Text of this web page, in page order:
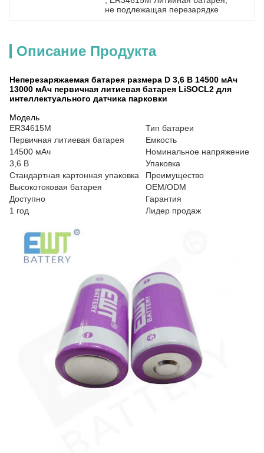
не подлежащая перезарядке
Описание Продукта
Неперезаряжаемая батарея размера D 3,6 В 14500 мАч
13000 мАч первичная литиевая батарея LiSOCL2 для
интеллектуального датчика парковки
Модель
ER34615M
Тип батареи
Первичная литиевая батарея
Емкость
14500 мАч
Номинальное напряжение
3,6 В
Упаковка
Стандартная картонная упаковка
Преимущество
Высокотоковая батарея
OEM/ODM
Доступно
Гарантия
1 год
Лидер продаж